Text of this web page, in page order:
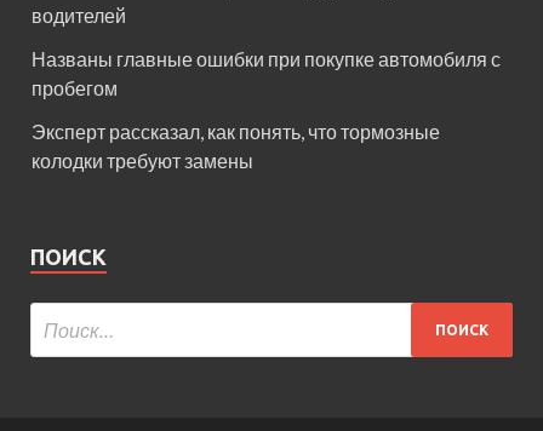
водителей
Названы главные ошибки при покупке автомобиля с
пробегом
Эксперт рассказал, как понять, что тормозные
колодки требуют замены
ПОИСК